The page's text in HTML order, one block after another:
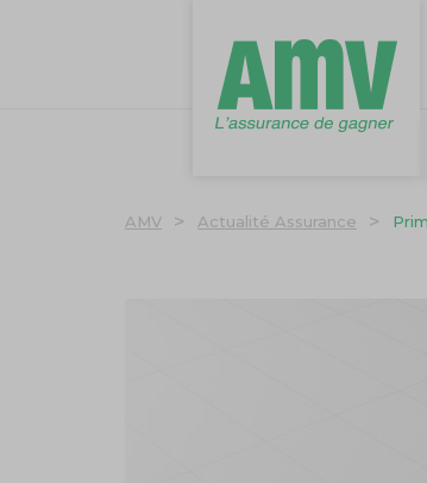
AMV > Actualité Assurance >